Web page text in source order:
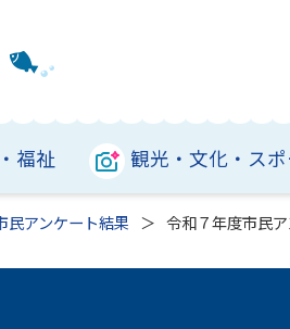
福祉 観光・文化・ス
民アンケート結果 令和７年度市民